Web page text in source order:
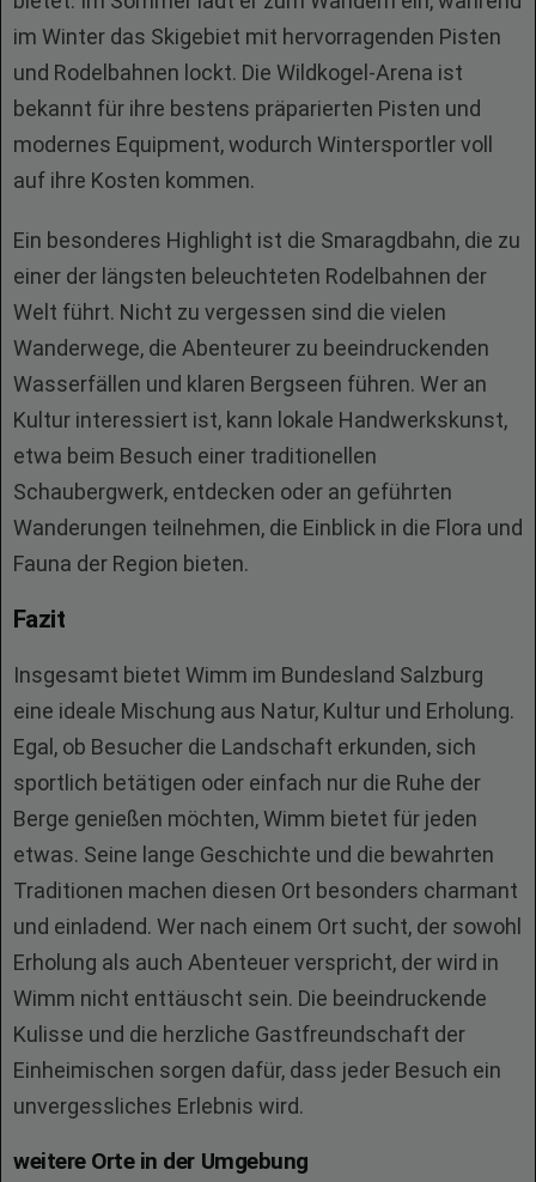
im Winter das Skigebiet mit hervorragenden Pisten
und Rodelbahnen lockt. Die Wildkogel-Arena ist
bekannt für ihre bestens präparierten Pisten und
modernes Equipment, wodurch Wintersportler voll
auf ihre Kosten kommen.
Ein besonderes Highlight ist die Smaragdbahn, die zu
einer der längsten beleuchteten Rodelbahnen der
Welt führt. Nicht zu vergessen sind die vielen
Wanderwege, die Abenteurer zu beeindruckenden
Wasserfällen und klaren Bergseen führen. Wer an
Kultur interessiert ist, kann lokale Handwerkskunst,
etwa beim Besuch einer traditionellen
Schaubergwerk, entdecken oder an geführten
Wanderungen teilnehmen, die Einblick in die Flora und
Fauna der Region bieten.
Fazit
Insgesamt bietet Wimm im Bundesland Salzburg
eine ideale Mischung aus Natur, Kultur und Erholung.
Egal, ob Besucher die Landschaft erkunden, sich
sportlich betätigen oder einfach nur die Ruhe der
Berge genießen möchten, Wimm bietet für jeden
etwas. Seine lange Geschichte und die bewahrten
Traditionen machen diesen Ort besonders charmant
und einladend. Wer nach einem Ort sucht, der sowohl
Erholung als auch Abenteuer verspricht, der wird in
Wimm nicht enttäuscht sein. Die beeindruckende
Kulisse und die herzliche Gastfreundschaft der
Einheimischen sorgen dafür, dass jeder Besuch ein
unvergessliches Erlebnis wird.
weitere Orte in der Umgebung